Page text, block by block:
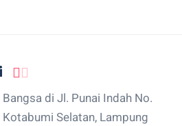
di Jl. Punai Indah No.
Selatan, Lampung